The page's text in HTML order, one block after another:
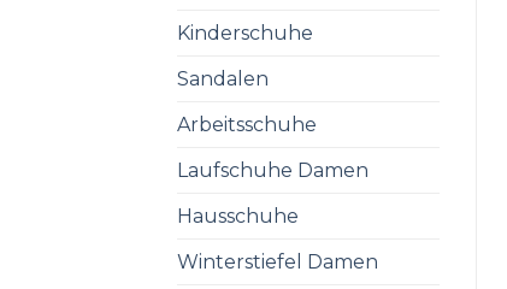
Kinderschuhe
Sandalen
Arbeitsschuhe
Laufschuhe Damen
Hausschuhe
Winterstiefel Damen